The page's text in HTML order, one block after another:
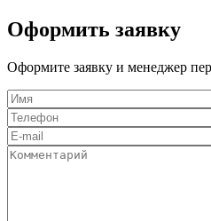
Оформить заявку
Оформите заявку и менеджер